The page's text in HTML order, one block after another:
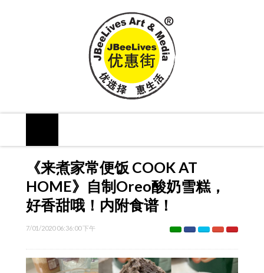
《来煮家常便饭 COOK AT
HOME》自制Oreo酸奶雪糕，
好香甜哦！内附食谱！
7/01/2020 06:36:00 下午